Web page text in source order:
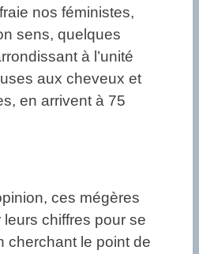
nos féministes,
sens, quelques
à l’unité
aux cheveux et
en arrivent à 75
ces mégères
chiffres pour se
cherchant le point de